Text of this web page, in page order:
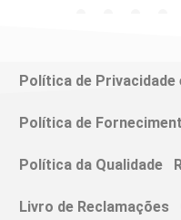
Política de Privacidade
Política de
Política da Qualidade
Livro de Reclamações